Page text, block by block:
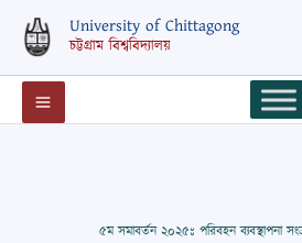
content
University of Chittagong
চট্টগ্রাম বিশ্ববিদ্যালয়
৫ম সমাবর্তন ২০২৫ঃ পরিবহন ব্যবস্থাপনা